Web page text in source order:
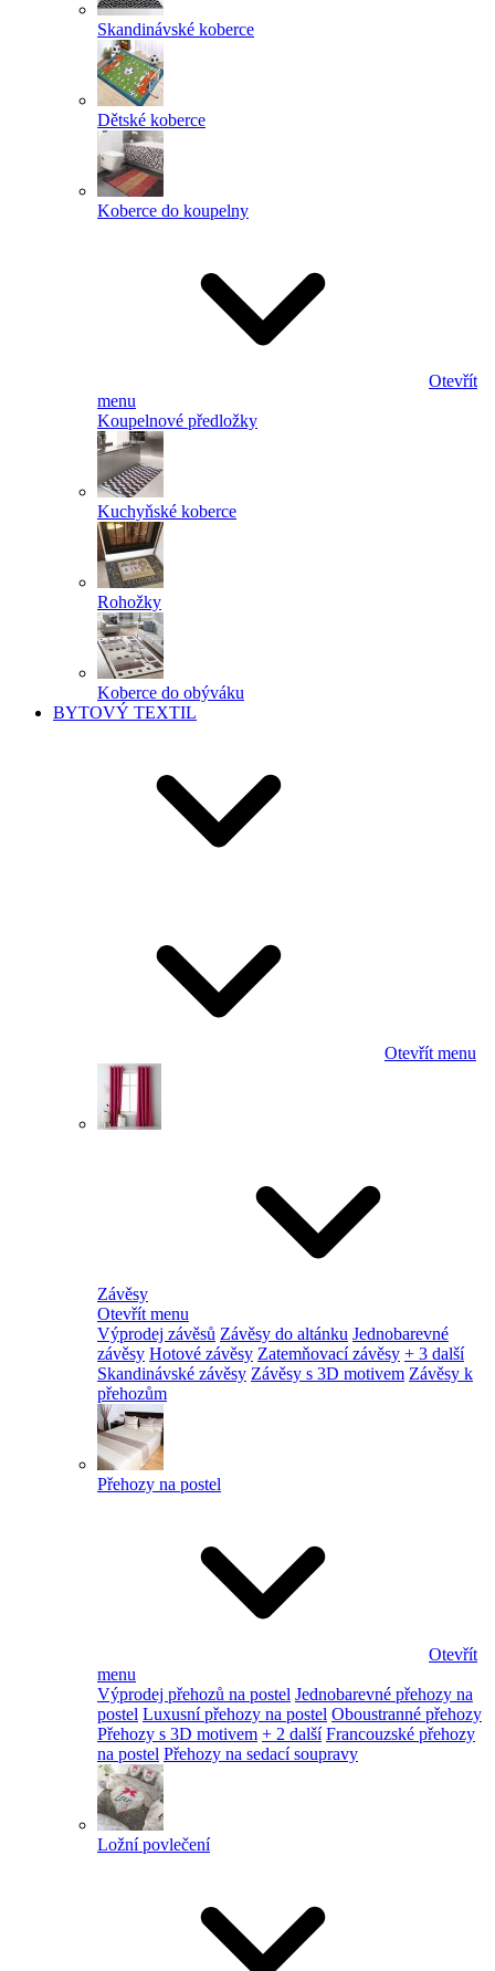
Skandinávské koberce
Dětské koberce
Koberce do koupelny
Otevřít
menu
Koupelnové předložky
Kuchyňské koberce
Rohožky
Koberce do obýváku
BYTOVÝ TEXTIL
Otevřít menu
Závěsy
Otevřít menu
Výprodej závěsů Závěsy do altánku Jednobarevné
závěsy Hotové závěsy Zatemňovací závěsy + 3 další
Skandinávské závěsy Závěsy s 3D motivem Závěsy k
přehozům
Přehozy na postel
Otevřít
menu
Výprodej přehozů na postel Jednobarevné přehozy na
postel Luxusní přehozy na postel Oboustranné přehozy
Přehozy s 3D motivem + 2 další Francouzské přehozy
na postel Přehozy na sedací soupravy
Ložní povlečení